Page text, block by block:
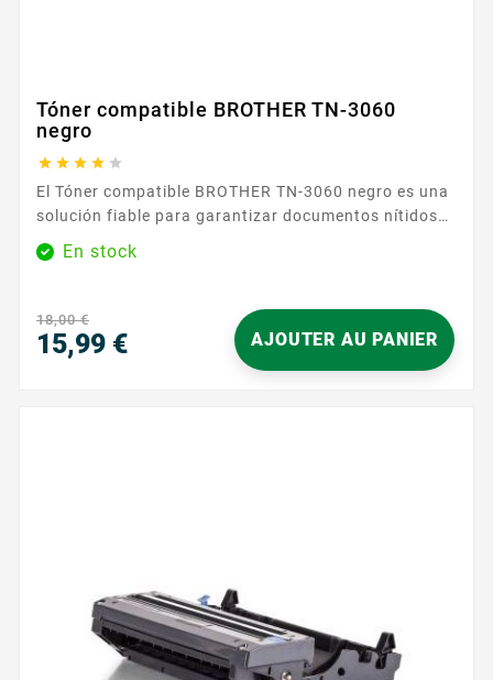
Tóner compatible BROTHER TN-3060
negro
    
El Tóner compatible BROTHER TN-3060 negro es una
solución fiable para garantizar documentos nítidos
en el día a día. Diseñado para las impresoras que
utilizan las referencias TN3030 / TN3060 , se instala
equipo. Su color negro ofrece un resultado legible y
homogéneo para sus textos, cartas e...
En stock
18,00 €
15,99 € AJOUTER AU PANIER